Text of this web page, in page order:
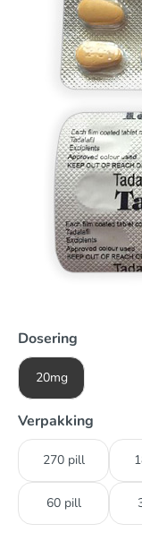
Dosering
20mg
Verpakking
270 pill
60 pill